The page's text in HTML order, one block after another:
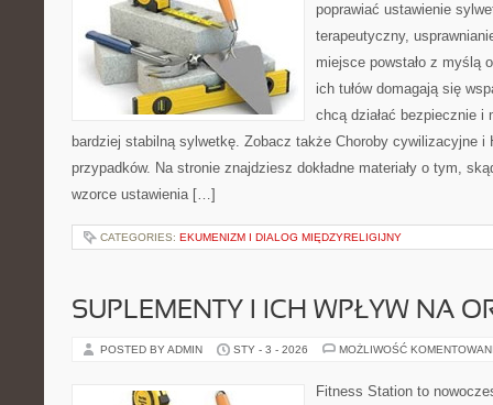
poprawiać ustawienie
terapeutyczny,
miejsce powstało z myślą
ich tułów domagają się
chcą działać bezpiecznie i
bardziej stabilną sylwetkę. Zobacz także Choroby cywilizacyjne i
przypadków. Na stronie znajdziesz dokładne materiały o tym,
wzorce ustawienia […]
CATEGORIES: EKUMENIZM I DIALOG MIĘDZYRELIGIJNY
SUPLEMENTY I ICH WPŁYW NA
POSTED BY ADMIN STY - 3 - 2026 MOŻLIWOŚĆ
Fitness Station to